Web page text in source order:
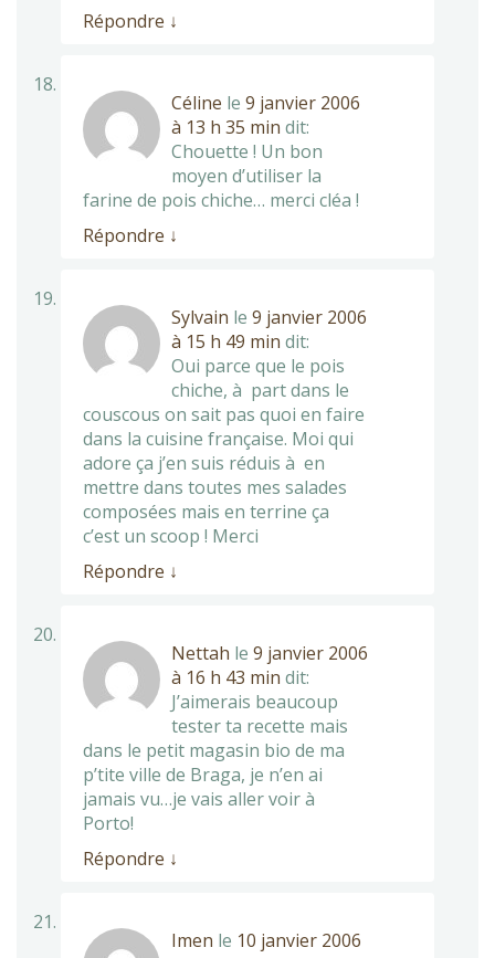
Répondre ↓
Céline le 9 janvier 2006
à 13 h 35 min dit:
Chouette ! Un bon
moyen d’utiliser la
farine de pois chiche… merci cléa !
Répondre ↓
Sylvain le 9 janvier 2006
à 15 h 49 min dit:
Oui parce que le pois
chiche, à part dans le
couscous on sait pas quoi en faire
dans la cuisine française. Moi qui
adore ça j’en suis réduis à en
mettre dans toutes mes salades
composées mais en terrine ça
c’est un scoop ! Merci
Répondre ↓
Nettah le 9 janvier 2006
à 16 h 43 min dit:
J’aimerais beaucoup
tester ta recette mais
dans le petit magasin bio de ma
p’tite ville de Braga, je n’en ai
jamais vu…je vais aller voir à
Porto!
Répondre ↓
Imen le 10 janvier 2006